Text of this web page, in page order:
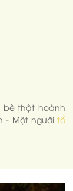
bè thật hoành
- Một người tổ